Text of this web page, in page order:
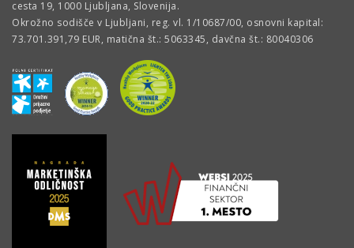
cesta 19, 1000 Ljubljana, Slovenija.
Okrožno sodišče v Ljubljani, reg. vl. 1/10687/00, osnovni kapital:
73.701.391,79 EUR, matična št.: 5063345, davčna št.: 80040306